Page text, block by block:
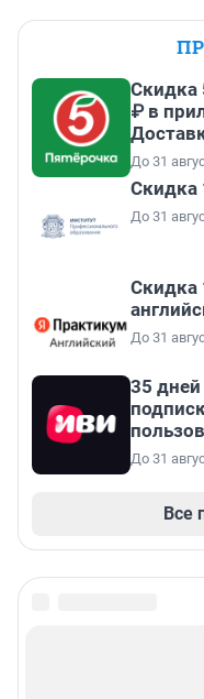
Скидка
₽ в
До 31
Скидка
До 31
Скидка
До 31
35 дней
До 31
Все